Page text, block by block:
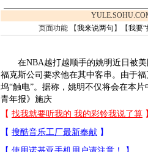
页面功能 【我来说两句 】【我要“
在NBA越打越顺手的姚明近日被美
福克斯公司要求他在其中客串。由于
坞“触电”。据称，姚明不仅将会在本
青年报》施庆